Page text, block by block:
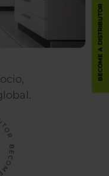
BECOME A DISTRIBUTOR